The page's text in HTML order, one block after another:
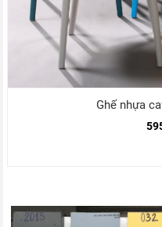
Ghế nhựa